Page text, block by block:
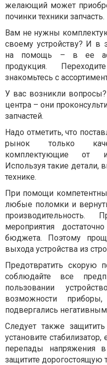
желающий может
починки техники запчасть.
Вам не нужны
своему устройству? И в
на помощь – в ее
продукция.
знакомьтесь с
У вас возникли
центра – они
запчастей.
Надо отметить, что
рынок только
комплектующие от
Используя такие детали,
технике.
При помощи
любые поломки и
мероприятия
бюджета. Поэтому
выхода устройства из
Предотвратить скорую
соблюдайте все
пользовании
возможности
подвергались
Следует также
установите
перепады напряжения
защитите дорогостоящую